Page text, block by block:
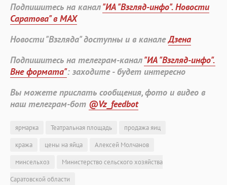
Подпишитесь на канал"ИА "Взгляд-инфо". Новости
Саратова" в MAX
Новости "Взгляда" доступны и в каналеДзена
Подпишитесь на телеграм-канал"ИА "Взгляд-инфо".
Вне формата": заходите - будет интересно
Вы можете прислать сообщения, фото и видео в
наш телеграм-бот @Vz_feedbot
ярмарка Театральная площадь
продажа яиц
кража
цены на яйца
Алексей Молчанов
минсельхоз
Министерство сельского хозяйства
Саратовской области